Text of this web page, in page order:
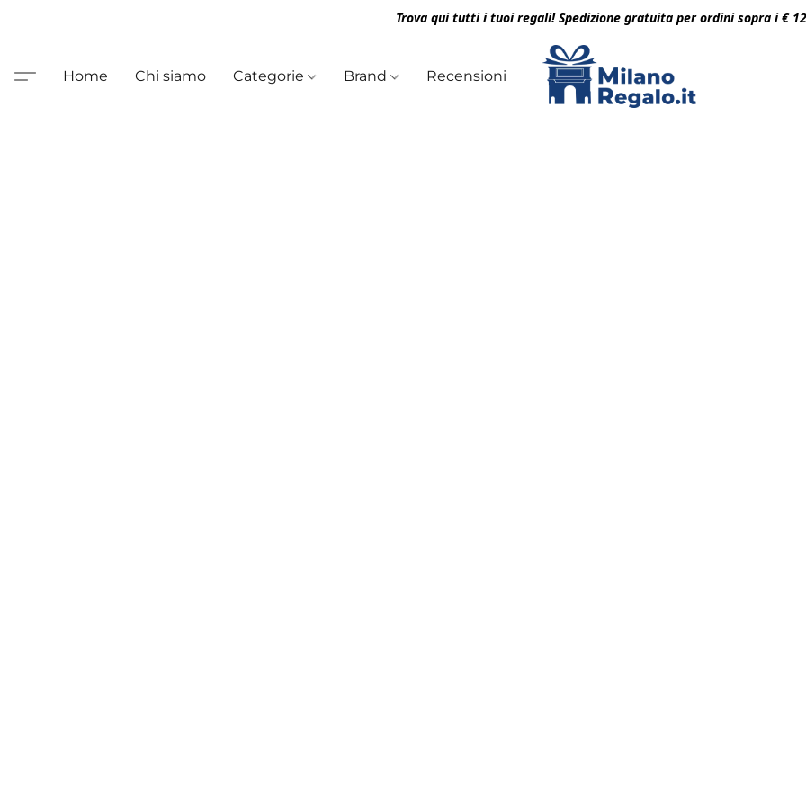
Trova qui tutti i tuoi regali! Spedizione gratuita per ordini sopra i €
Home Chi siamo Categorie Brand Recensioni